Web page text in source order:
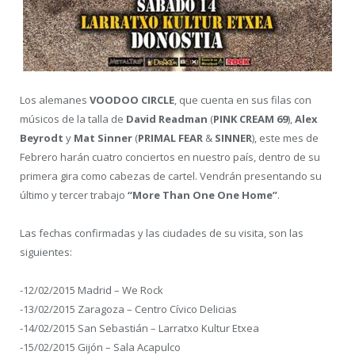
Los alemanes VOODOO CIRCLE, que cuenta en sus filas con
músicos de la talla de David Readman (PINK CREAM 69),Alex
Beyrodt y Mat Sinner (PRIMAL FEAR & SINNER), este mes de
Febrero harán cuatro conciertos en nuestro país, dentro de su
primera gira como cabezas de cartel. Vendrán presentando su
último y tercer trabajo “More Than One One Home”.
Las fechas confirmadas y las ciudades de su visita, son las
siguientes:
-12/02/2015 Madrid – We Rock
-13/02/2015 Zaragoza – Centro Cívico Delicias
-14/02/2015 San Sebastián – Larratxo Kultur Etxea
-15/02/2015 Gijón – Sala Acapulco